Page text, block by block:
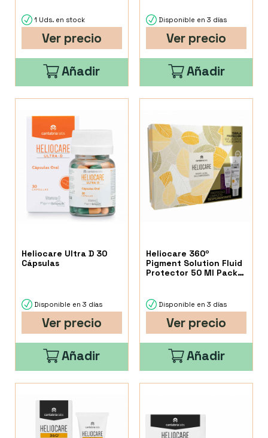
1 Uds. en stock
Ver precio
Añadir
Disponible en 3 días
Ver precio
Añadir
Heliocare Ultra D 30
Cápsulas
Disponible en 3 días
Ver precio
Añadir
Heliocare 360º
Pigment Solution Fluid
Protector 50 Ml Pack
Disponible en 3 días
Ver precio
Añadir